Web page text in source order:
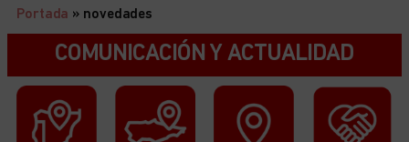
Portada » novedades
COMUNICACIÓN Y ACTUALIDAD